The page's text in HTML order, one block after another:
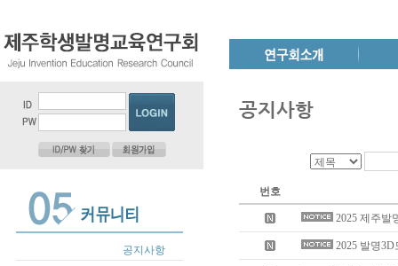
공지사항
공지사항
번호
2025 제주발
2025 발명